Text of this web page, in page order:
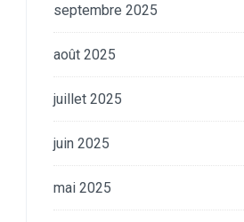
septembre 2025
août 2025
juillet 2025
juin 2025
mai 2025